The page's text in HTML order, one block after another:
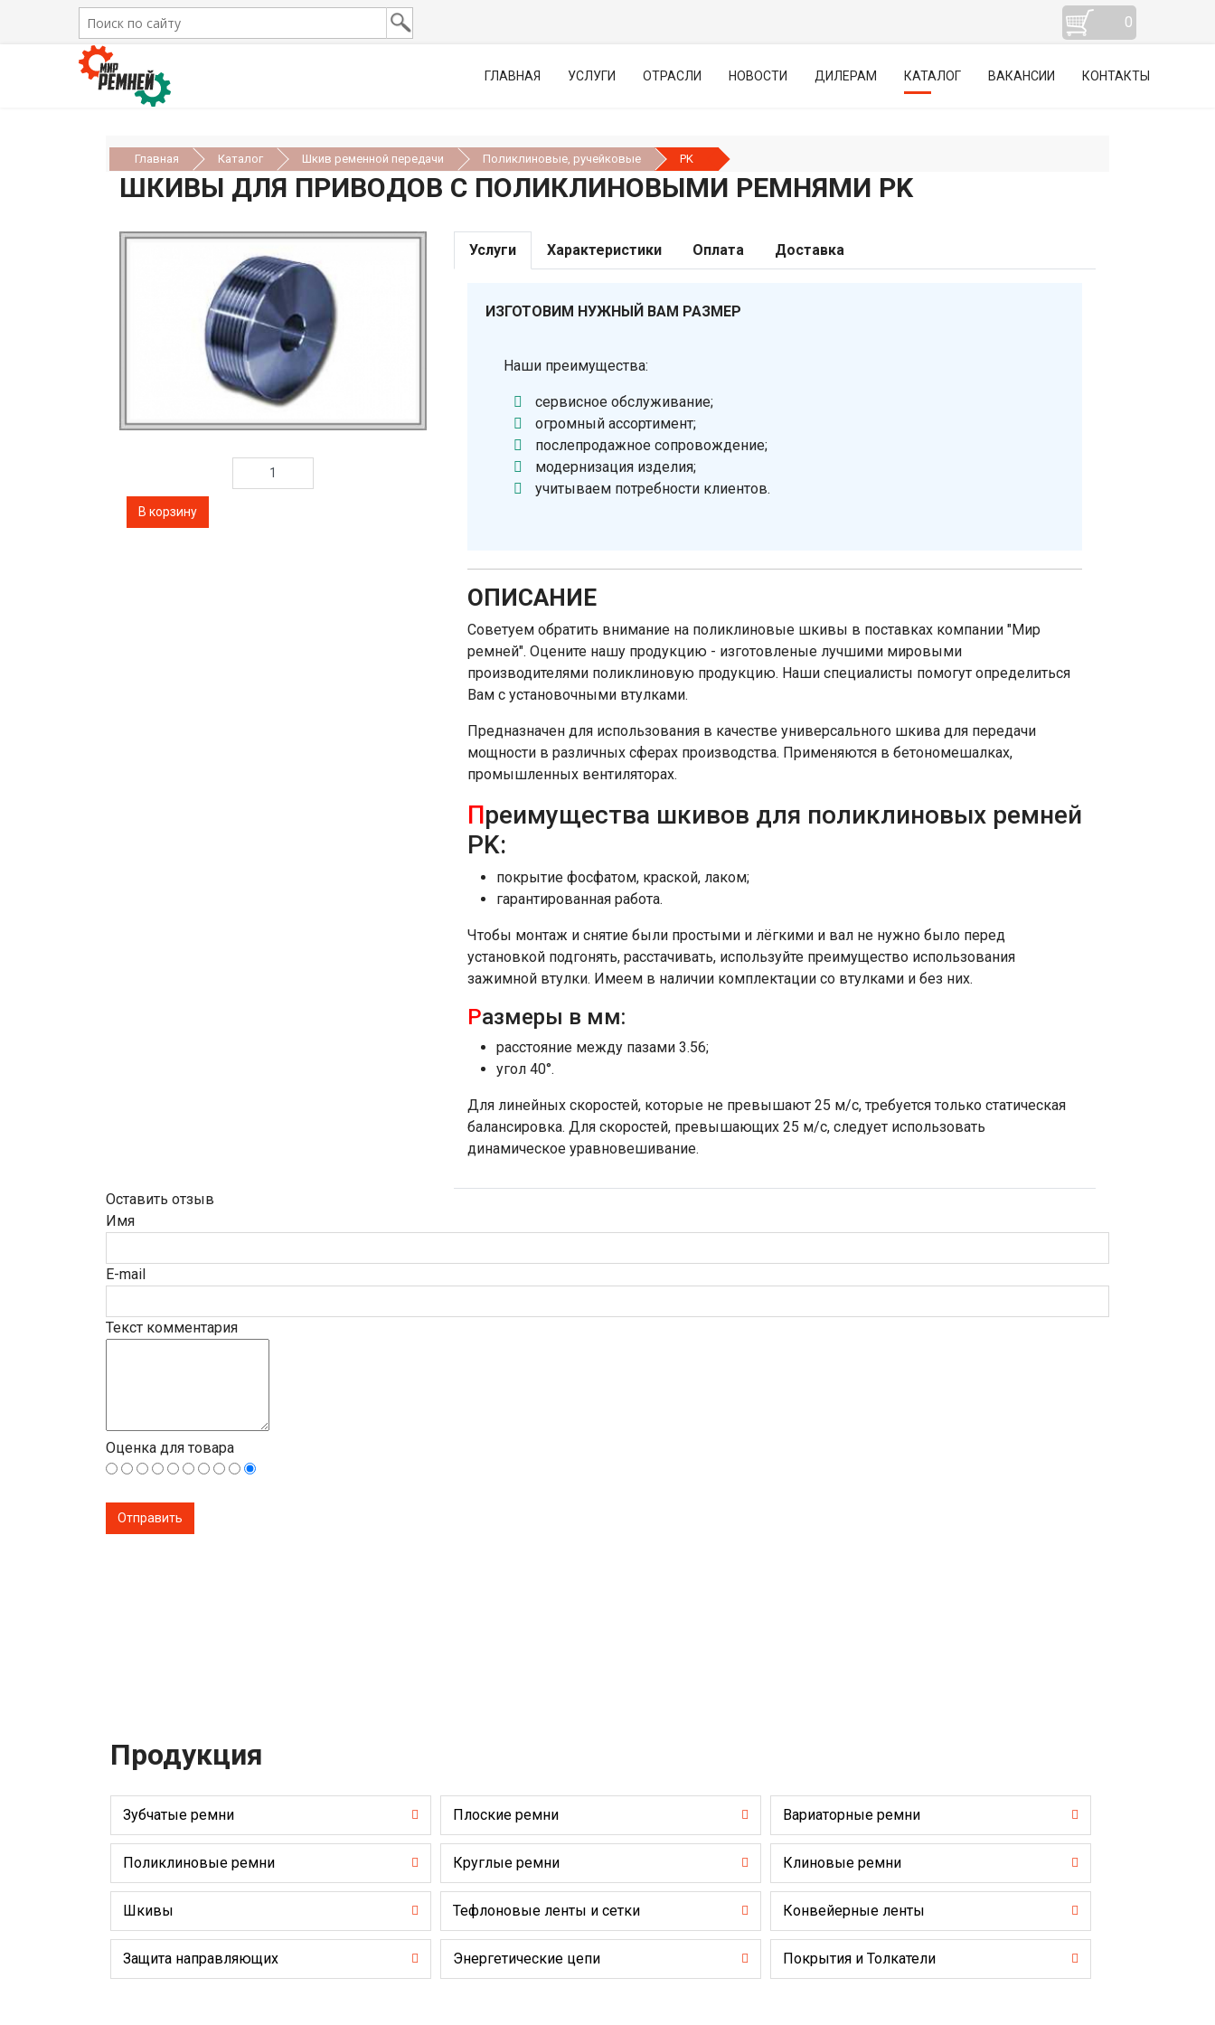
0
ГЛАВНАЯ УСЛУГИ ОТРАСЛИ НОВОСТИ ДИЛЕРАМ КАТАЛОГ ВАКАНСИИ КОНТАКТЫ
Главная Каталог Шкив ременной передачи Поликлиновые, ручейковые PK
ШКИВЫ ДЛЯ ПРИВОДОВ С ПОЛИКЛИНОВЫМИ РЕМНЯМИ PK
Услуги Характеристики Оплата Доставка
ИЗГОТОВИМ НУЖНЫЙ ВАМ РАЗМЕР
Наши преимущества:
сервисное обслуживание;
огромный ассортимент;
послепродажное сопровождение;
модернизация изделия;
учитываем потребности клиентов.
ОПИСАНИЕ
Советуем обратить внимание на поликлиновые шкивы в поставках компании "Мир
ремней". Оцените нашу продукцию - изготовленые лучшими мировыми
производителями поликлиновую продукцию. Наши специалисты помогут определиться
Вам с установочными втулками.
Предназначен для использования в качестве универсального шкива для передачи
мощности в различных сферах производства. Применяются в бетономешалках,
промышленных вентиляторах.
Преимущества шкивов для поликлиновых ремней
PK:
покрытие фосфатом, краской, лаком;
гарантированная работа.
Чтобы монтаж и снятие были простыми и лёгкими и вал не нужно было перед
установкой подгонять, расстачивать, используйте преимущество использования
зажимной втулки. Имеем в наличии комплектации со втулками и без них.
Размеры в мм:
расстояние между пазами 3.56;
угол 40°.
Для линейных скоростей, которые не превышают 25 м/с, требуется только статическая
балансировка. Для скоростей, превышающих 25 м/с, следует использовать
динамическое уравновешивание.
Оставить отзыв
Имя
E-mail
Текст комментария
Оценка для товара
Продукция
Зубчатые ремни Плоские ремни Вариаторные ремни
Поликлиновые ремни Круглые ремни Клиновые ремни
Шкивы Тефлоновые ленты и сетки Конвейерные ленты
Защита направляющих Энергетические цепи Покрытия и Толкатели